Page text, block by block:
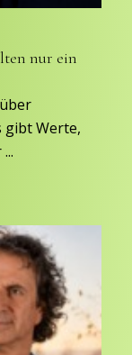
nur ein
gibt Werte,